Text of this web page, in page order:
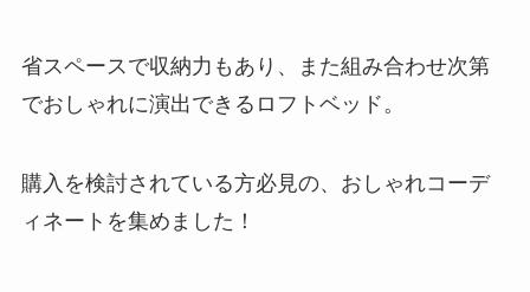
省スペースで収納力もあり、また組み合わせ次第
でおしゃれに演出できるロフトベッド。
購入を検討されている方必見の、おしゃれコーデ
ィネートを集めました！